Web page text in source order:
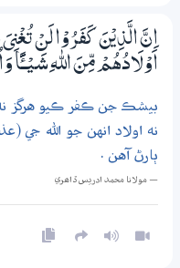
اِنَّ الَّذِيْنَ كَفَرُوْا لَنْ
اَوْلَادُھُمْ مِّنَ اللّٰهِ
بيشڪ جن ڪفر ڪيو هرگز نه
نه اولاد انهن جو الله جي
ٻارڻ آهن .
— مولانا محمد ادريس ڏاھري